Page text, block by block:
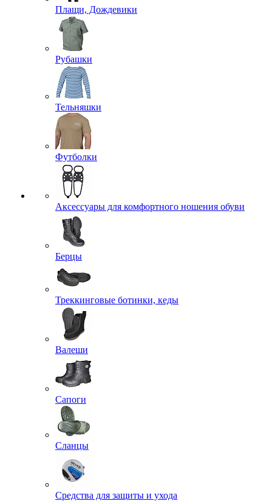
Плащи, Дождевики
Рубашки
Тельняшки
Футболки
Аксессуары для комфортного ношения обуви
Берцы
Треккинговые ботинки, кеды
Валеши
Сапоги
Сланцы
Средства для защиты и ухода